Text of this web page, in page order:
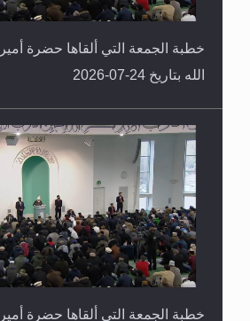
خطبة الجمعة التي ألقاها حضرة
خطبة الجمعة التي ألقاها حضرة